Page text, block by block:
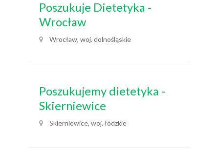
Poszukuje Dietetyka -
Wrocław
Wrocław, woj. dolnośląskie
Poszukujemy dietetyka -
Skierniewice
Skierniewice, woj. łódzkie